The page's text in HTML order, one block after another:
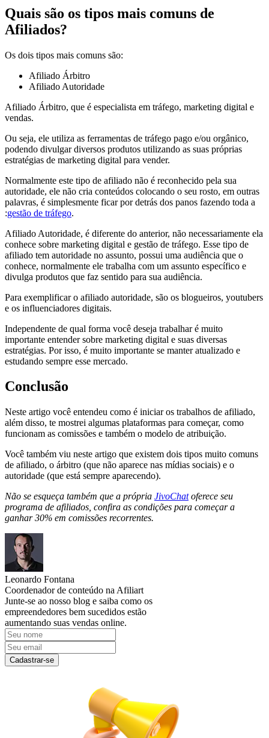
Quais são os tipos mais comuns de
Afiliados?
Os dois tipos mais comuns são:
Afiliado Árbitro
Afiliado Autoridade
Afiliado Árbitro, que é especialista em tráfego, marketing digital e
vendas.
Ou seja, ele utiliza as ferramentas de tráfego pago e/ou orgânico,
podendo divulgar diversos produtos utilizando as suas próprias
estratégias de marketing digital para vender.
Normalmente este tipo de afiliado não é reconhecido pela sua
autoridade, ele não cria conteúdos colocando o seu rosto, em outras
palavras, é simplesmente ficar por detrás dos panos fazendo toda a
:gestão de tráfego.
Afiliado Autoridade, é diferente do anterior, não necessariamente ela
conhece sobre marketing digital e gestão de tráfego. Esse tipo de
afiliado tem autoridade no assunto, possui uma audiência que o
conhece, normalmente ele trabalha com um assunto específico e
divulga produtos que faz sentido para sua audiência.
Para exemplificar o afiliado autoridade, são os blogueiros, youtubers
e os influenciadores digitais.
Independente de qual forma você deseja trabalhar é muito
importante entender sobre marketing digital e suas diversas
estratégias. Por isso, é muito importante se manter atualizado e
estudando sempre esse mercado.
Conclusão
Neste artigo você entendeu como é iniciar os trabalhos de afiliado,
além disso, te mostrei algumas plataformas para começar, como
funcionam as comissões e também o modelo de atribuição.
Você também viu neste artigo que existem dois tipos muito comuns
de afiliado, o árbitro (que não aparece nas mídias sociais) e o
autoridade (que está sempre aparecendo).
Não se esqueça também que a própria JivoChatoferece seu
programa de afiliados, confira as condições para começar a
ganhar 30% em comissões recorrentes.
Leonardo Fontana
Coordenador de conteúdo na Afiliart
Junte-se ao nosso blog e saiba como os
empreendedores bem sucedidos estão
aumentando suas vendas online.
Cadastrar-se